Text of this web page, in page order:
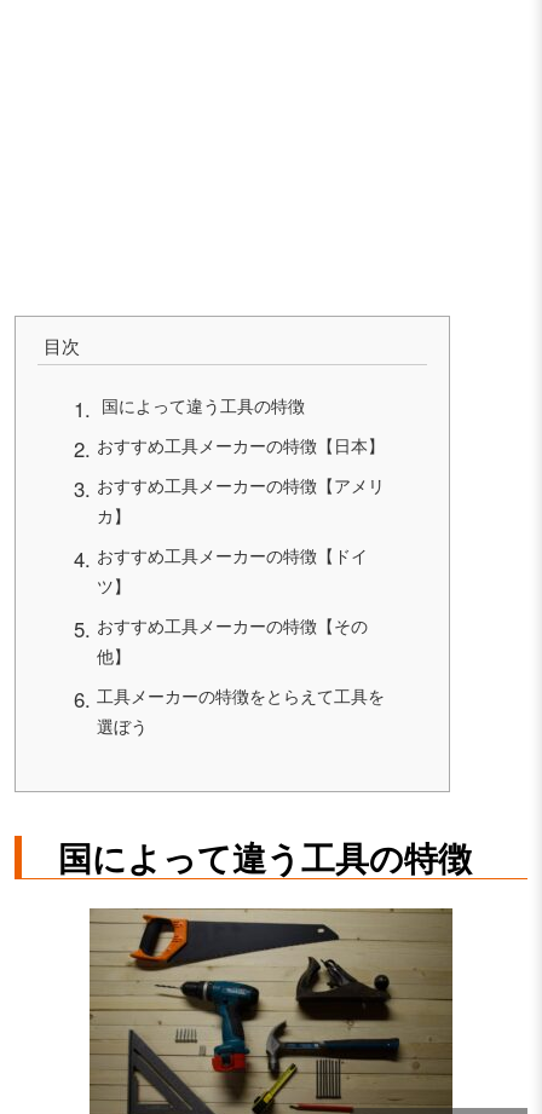
目次
国によって違う工具の特徴
おすすめ工具メーカーの特徴【日本】
おすすめ工具メーカーの特徴【アメリ
カ】
おすすめ工具メーカーの特徴【ドイ
ツ】
おすすめ工具メーカーの特徴【その
他】
工具メーカーの特徴をとらえて工具を
選ぼう
国によって違う工具の特徴